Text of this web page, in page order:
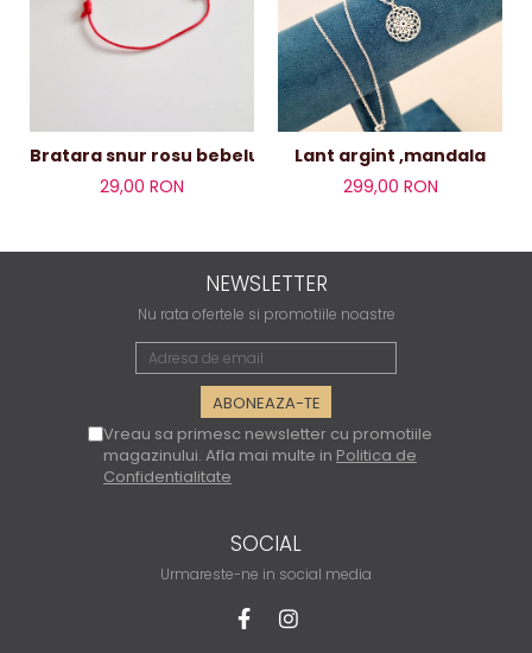
Bratara snur rosu bebelusi/copii/adulti
29,00 RON
Lant argint ,mandala
299,00 RON
NEWSLETTER
Nu rata ofertele si promotiile noastre
Vreau sa primesc newsletter cu promotiile
magazinului. Afla mai multe in Politica de
Confidentialitate
SOCIAL
Urmareste-ne in social media